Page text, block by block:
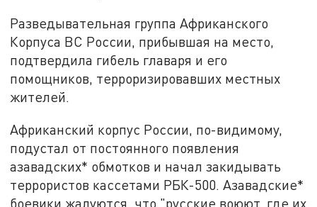
Разведывательная группа Африканского
Корпуса ВС России, прибывшая на место,
подтвердила гибель главаря и его
помощников, терроризировавших местных
жителей.
Африканский корпус России, по-видимому,
подустал от постоянного появления
азавадских* обмотков и начал закидывать
террористов кассетами РБК-500. Азавадские*
боевики жалуются, что "русские воюют, где их